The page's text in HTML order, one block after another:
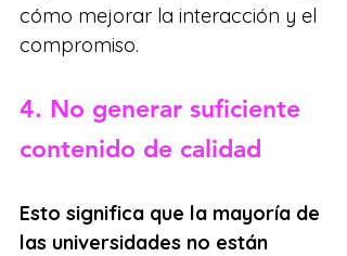
cómo mejorar la interacción y el
compromiso.
4. No generar suficiente
contenido de calidad
Esto significa que la mayoría de
las universidades no están